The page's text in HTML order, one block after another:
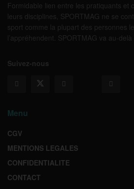
Formidable lien entre les pratiquants et
leurs disciplines, SPORTMAG ne se
sport comme la plupart des personnes
l’appréhendent. SPORTMAG va au-
Suivez-nous
Menu
CGV
MENTIONS LEGALES
CONFIDENTIALITE
CONTACT